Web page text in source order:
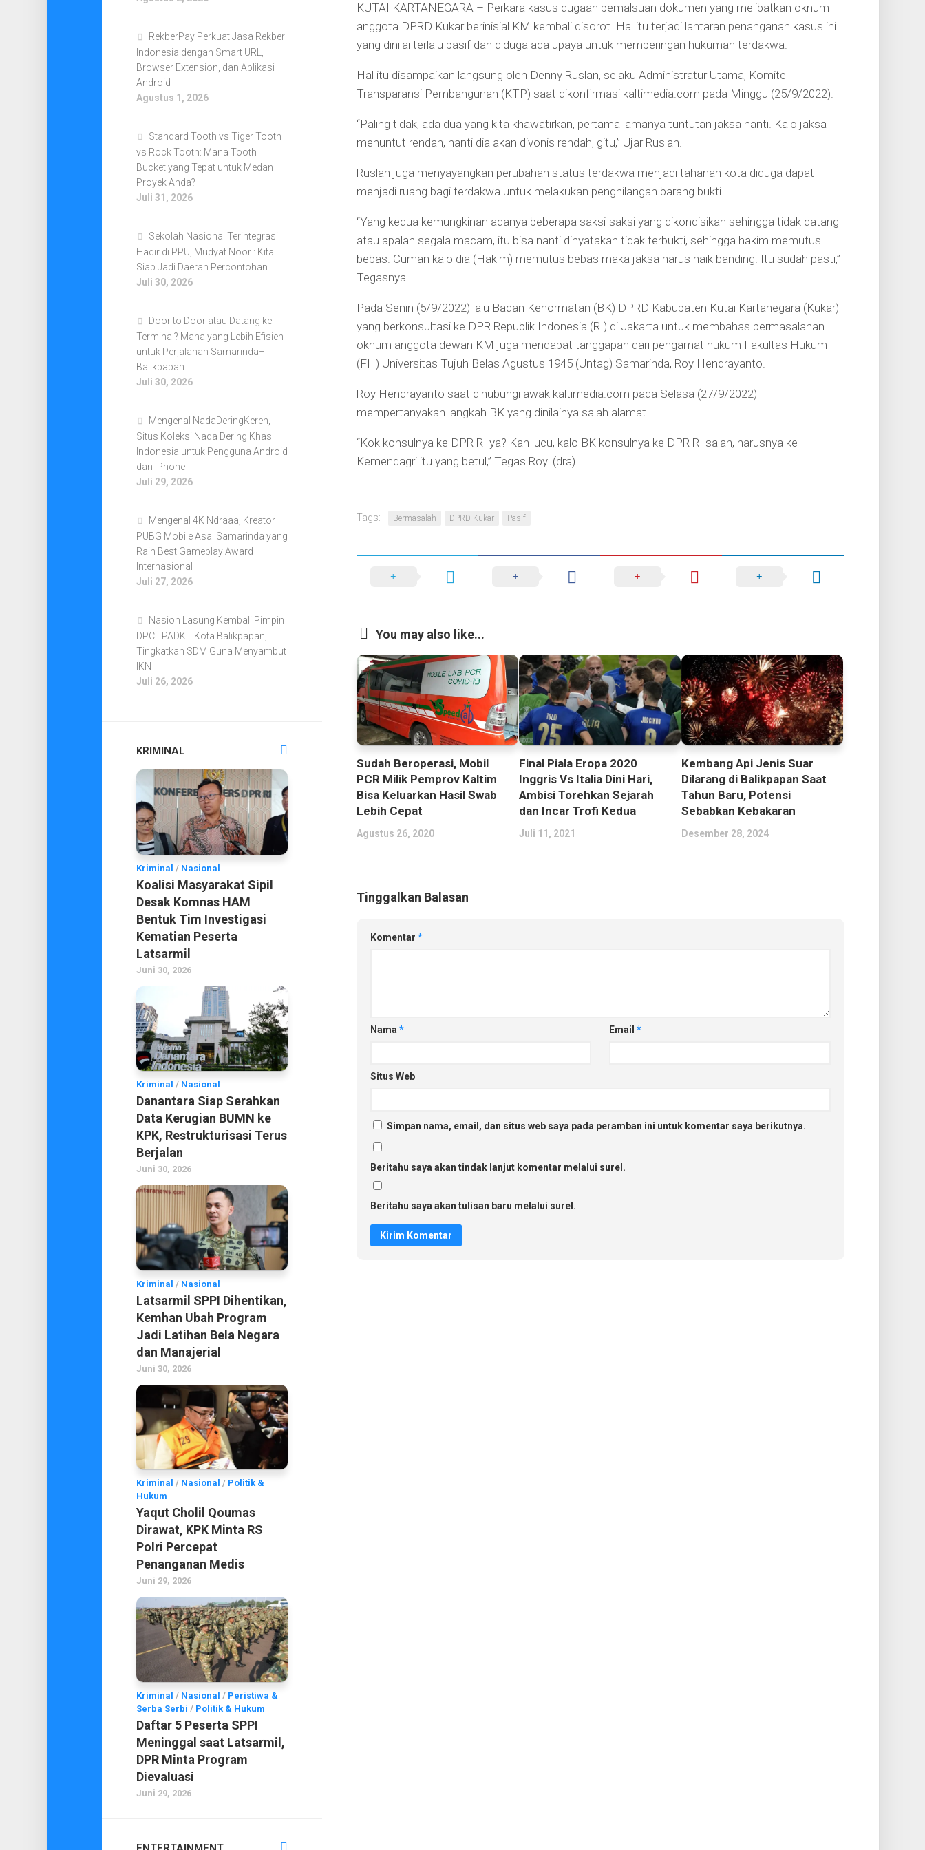
KUTAI KARTANEGARA – Perkara kasus dugaan pemalsuan dokumen yang melibatkan oknum
anggota DPRD Kukar berinisial KM kembali disorot. Hal itu terjadi lantaran penanganan kasus ini
yang dinilai terlalu pasif dan diduga ada upaya untuk memperingan hukuman terdakwa.
Hal itu disampaikan langsung oleh Denny Ruslan, selaku Administratur Utama, Komite
Transparansi Pembangunan (KTP) saat dikonfirmasi kaltimedia.com pada Minggu (25/9/2022).
“Paling tidak, ada dua yang kita khawatirkan, pertama lamanya tuntutan jaksa nanti. Kalo jaksa
menuntut rendah, nanti dia akan divonis rendah, gitu,” Ujar Ruslan.
Ruslan juga menyayangkan perubahan status terdakwa menjadi tahanan kota diduga dapat
menjadi ruang bagi terdakwa untuk melakukan penghilangan barang bukti.
“Yang kedua kemungkinan adanya beberapa saksi-saksi yang dikondisikan sehingga tidak datang
atau apalah segala macam, itu bisa nanti dinyatakan tidak terbukti, sehingga hakim memutus
bebas. Cuman kalo dia (Hakim) memutus bebas maka jaksa harus naik banding. Itu sudah pasti,”
Tegasnya.
Pada Senin (5/9/2022) lalu Badan Kehormatan (BK) DPRD Kabupaten Kutai Kartanegara (Kukar)
yang berkonsultasi ke DPR Republik Indonesia (RI) di Jakarta untuk membahas permasalahan
oknum anggota dewan KM juga mendapat tanggapan dari pengamat hukum Fakultas Hukum
(FH) Universitas Tujuh Belas Agustus 1945 (Untag) Samarinda, Roy Hendrayanto.
Roy Hendrayanto saat dihubungi awak kaltimedia.com pada Selasa (27/9/2022)
mempertanyakan langkah BK yang dinilainya salah alamat.
“Kok konsulnya ke DPR RI ya? Kan lucu, kalo BK konsulnya ke DPR RI salah, harusnya ke
Kemendagri itu yang betul,” Tegas Roy. (dra)
Tags: Bermasalah DPRD Kukar Pasif
You may also like...
Sudah Beroperasi, Mobil
PCR Milik Pemprov Kaltim
Bisa Keluarkan Hasil Swab
Lebih Cepat
Agustus 26, 2020
Final Piala Eropa 2020
Inggris Vs Italia Dini Hari,
Ambisi Torehkan Sejarah
dan Incar Trofi Kedua
Juli 11, 2021
Kembang Api Jenis Suar
Dilarang di Balikpapan Saat
Tahun Baru, Potensi
Sebabkan Kebakaran
Desember 28, 2024
Tinggalkan Balasan
Komentar *
Nama * Email*
Situs Web
Simpan nama, email, dan situs web saya pada peramban ini untuk komentar saya berikutnya.
Beritahu saya akan tindak lanjut komentar melalui surel.
Beritahu saya akan tulisan baru melalui surel.
RekberPay Perkuat Jasa Rekber
Indonesia dengan Smart URL,
Browser Extension, dan Aplikasi
Android
Agustus 1, 2026
Standard Tooth vs Tiger Tooth
vs Rock Tooth: Mana Tooth
Bucket yang Tepat untuk Medan
Proyek Anda?
Juli 31, 2026
Sekolah Nasional Terintegrasi
Hadir di PPU, Mudyat Noor : Kita
Siap Jadi Daerah Percontohan
Juli 30, 2026
Door to Door atau Datang ke
Terminal? Mana yang Lebih Efisien
untuk Perjalanan Samarinda–
Balikpapan
Juli 30, 2026
Mengenal NadaDeringKeren,
Situs Koleksi Nada Dering Khas
Indonesia untuk Pengguna Android
dan iPhone
Juli 29, 2026
Mengenal 4K Ndraaa, Kreator
PUBG Mobile Asal Samarinda yang
Raih Best Gameplay Award
Internasional
Juli 27, 2026
Nasion Lasung Kembali Pimpin
DPC LPADKT Kota Balikpapan,
Tingkatkan SDM Guna Menyambut
IKN
Juli 26, 2026
KRIMINAL
Kriminal / Nasional
Koalisi Masyarakat Sipil
Desak Komnas HAM
Bentuk Tim Investigasi
Kematian Peserta
Latsarmil
Juni 30, 2026
Kriminal / Nasional
Danantara Siap Serahkan
Data Kerugian BUMN ke
KPK, Restrukturisasi Terus
Berjalan
Juni 30, 2026
Kriminal / Nasional
Latsarmil SPPI Dihentikan,
Kemhan Ubah Program
Jadi Latihan Bela Negara
dan Manajerial
Juni 30, 2026
Kriminal / Nasional / Politik &
Hukum
Yaqut Cholil Qoumas
Dirawat, KPK Minta RS
Polri Percepat
Penanganan Medis
Juni 29, 2026
Kriminal / Nasional / Peristiwa &
Serba Serbi / Politik & Hukum
Daftar 5 Peserta SPPI
Meninggal saat Latsarmil,
DPR Minta Program
Dievaluasi
Juni 29, 2026